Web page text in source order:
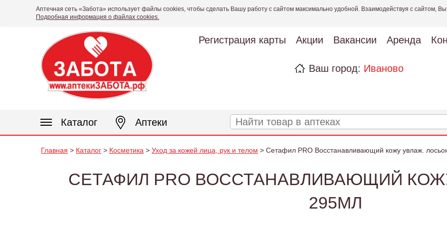
Аптечная сеть «Забота» использует файлы cookies, чтобы сделать Вашу работу с сайтом максимально удобной. Взаимодействуя с сайтом,
Подробная информация о файлах cookies.
Регистрация карты Акции Вакансии Аренда
Ваш город: Иваново
Каталог Аптеки
Главная > Каталог > Косметика > Уход за кожей лица, рук и телом > Сетафил PRO Восстанавливающий кожу увлаж.
СЕТАФИЛ PRO ВОССТАНАВЛИВАЮЩИЙ
295МЛ